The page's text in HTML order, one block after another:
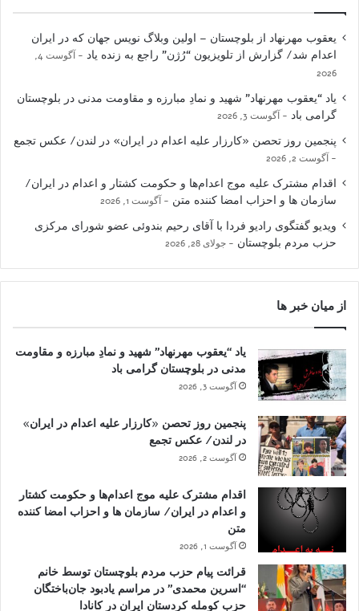
یعقوب مهرنهاد از بلوچستان – اولین وبلاگ نویس جهان که در ایران
اعدام شد/ گزارش از تلویزیون “رُژن” راجع به زنده یاد
آگوست 4,
2026
یاد “یعقوب مهرنهاد” شهید و نمادِ مبارزه و مقاومت مدنی در بلوچستان
گرامی باد
آگوست 3, 2026
پنجمین روز تحصن «کارزار علیه اعدام در ایران» در لندن/ عکس تجمع
آگوست 2, 2026
اقدام مشترک علیه موج اعدام‌ها و حکومت کشتار و اعدام در ایران/
سازمان ها و احزاب امضا کننده متن
آگوست 1, 2026
ویدیو گفتگوی رادیو فردا با آقای رحیم بندوئی عضو شورای مرکزی
حزب مردم بلوچستان
جولای 28, 2026
از میان خبر ها
یاد “یعقوب مهرنهاد” شهید و نمادِ مبارزه و مقاومت
مدنی در بلوچستان گرامی باد
آگوست 3, 2026
پنجمین روز تحصن «کارزار علیه اعدام در ایران»
در لندن/ عکس تجمع
آگوست 2, 2026
اقدام مشترک علیه موج اعدام‌ها و حکومت کشتار
و اعدام در ایران/ سازمان ها و احزاب امضا کننده
متن
آگوست 1, 2026
قرائت پیام حزب مردم بلوچستان توسط خانم
“اسرین محمدی” در مراسم یادبود جان‌باختگان
حزب کومله کردستان ایران در کانادا